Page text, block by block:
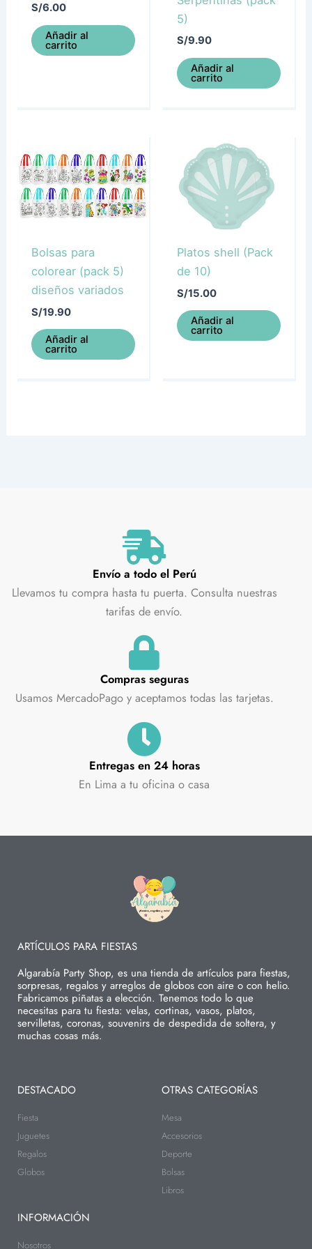
S/6.00
Añadir al
carrito
5)
S/9.90
Añadir al
carrito
Bolsas para
colorear (pack 5)
diseños variados
S/19.90
Añadir al
carrito
Platos shell (Pack
de 10)
S/15.00
Añadir al
carrito
Envío a todo el Perú
Llevamos tu compra hasta tu puerta. Consulta nuestras
tarifas de envío.
Compras seguras
Usamos MercadoPago y aceptamos todas las tarjetas.
Entregas en 24 horas
En Lima a tu oficina o casa
ARTÍCULOS PARA FIESTAS
Algarabía Party Shop, es una tienda de artículos para fiestas,
sorpresas, regalos y arreglos de globos con aire o con helio.
Fabricamos piñatas a elección. Tenemos todo lo que
necesitas para tu fiesta: velas, cortinas, vasos, platos,
servilletas, coronas, souvenirs de despedida de soltera, y
muchas cosas más.
DESTACADO
Fiesta
Juguetes
Regalos
Globos
OTRAS CATEGORÍAS
Mesa
Accesorios
Deporte
Bolsas
Libros
INFORMACIÓN
Nosotros